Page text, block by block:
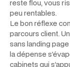
reste flou, vous
peu rentables.
Le bon réflexe
parcours client.
sans landing
la dépense
cabinets qui